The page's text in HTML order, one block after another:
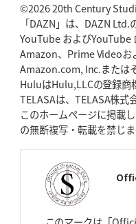
ゴール
2026年4月23日(木)更新
元代表ラピース、今季限りで
2026年4月16日(木)更新
BL東京「強化拠点」を「共有
た空間」
2026年4月9日(木)更新
スティーラーズ、名門復活の足
2026年4月2日(木)更新
©2026 20th Century
「DAZN」は、DAZN Ltd.
YouTube およびYouTube
Amazon、Prime Videoお
Amazon.com, Inc.または
HuluはHulu,LLCの登録商
TELASAは、TELASA株式
このホームページに掲載
の無断複写・転載を禁じま